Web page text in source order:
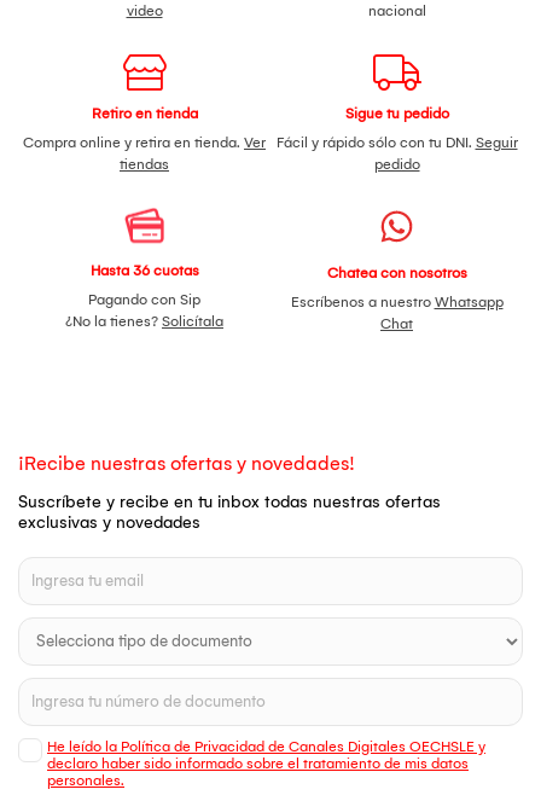
video
nacional
Retiro en tienda
Compra online y retira en tienda. Ver
tiendas
Sigue tu pedido
Fácil y rápido sólo con tu DNI. Seguir
pedido
Hasta 36 cuotas
Pagando con Sip
¿No la tienes? Solicítala
Chatea con nosotros
Escríbenos a nuestro Whatsapp
Chat
¡Recibe nuestras ofertas y novedades!
Suscríbete y recibe en tu inbox todas nuestras ofertas
exclusivas y novedades
He leído la Política de Privacidad de Canales Digitales OECHSLE y
declaro haber sido informado sobre el tratamiento de mis datos
personales.